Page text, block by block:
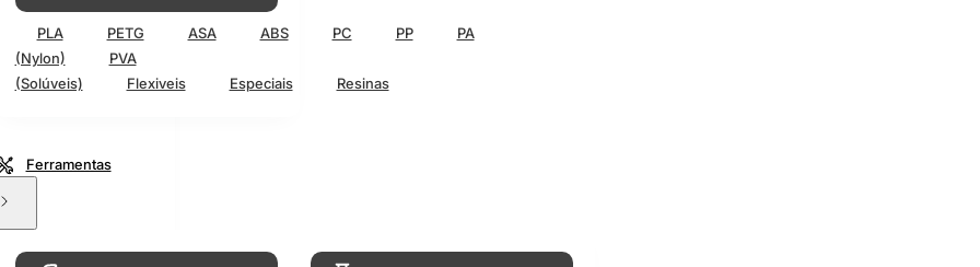
PLA PETG ASA ABS PC PP
PA
(Nylon)
PVA
(Solúveis)
Flexiveis Especiais Resinas
Ferramentas